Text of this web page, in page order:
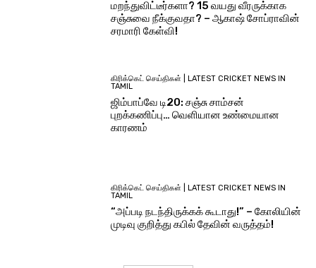
மறந்துவிட்டீர்களா? 15 வயது வீரருக்காக
சஞ்சுவை நீக்குவதா? – ஆகாஷ் சோப்ராவின்
சரமாரி கேள்வி!
கிரிக்கெட் செய்திகள் | LATEST CRICKET NEWS IN
TAMIL
ஜிம்பாப்வே டி20: சஞ்சு சாம்சன்
புறக்கணிப்பு… வெளியான உண்மையான
காரணம்
கிரிக்கெட் செய்திகள் | LATEST CRICKET NEWS IN
TAMIL
“அப்படி நடந்திருக்கக் கூடாது!” – கோலியின்
முடிவு குறித்து கபில் தேவின் வருத்தம்!